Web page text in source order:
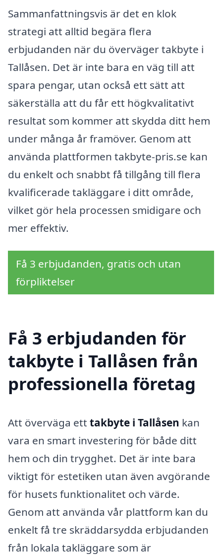
Sammanfattningsvis är det en klok
strategi att alltid begära flera
erbjudanden när du överväger takbyte i
Tallåsen. Det är inte bara en väg till att
spara pengar, utan också ett sätt att
säkerställa att du får ett högkvalitativt
resultat som kommer att skydda ditt hem
under många år framöver. Genom att
använda plattformen takbyte-pris.se kan
du enkelt och snabbt få tillgång till flera
kvalificerade takläggare i ditt område,
vilket gör hela processen smidigare och
mer effektiv.
Få 3 erbjudanden, gratis och utan
förpliktelser
Få 3 erbjudanden för
takbyte i Tallåsen från
professionella företag
Att överväga ett takbyte i Tallåsen kan
vara en smart investering för både ditt
hem och din trygghet. Det är inte bara
viktigt för estetiken utan även avgörande
för husets funktionalitet och värde.
Genom att använda vår plattform kan du
enkelt få tre skräddarsydda erbjudanden
från lokala takläggare som är